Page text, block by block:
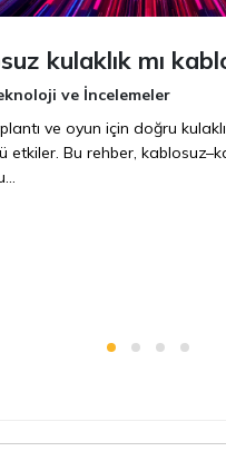
kulaklık mı
ve İncelemeler
ve oyun için doğru
etkiler. Bu rehber,